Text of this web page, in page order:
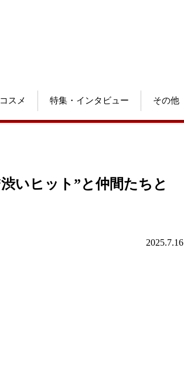
スメ 特集・インタビュー その他
いヒット”と仲間たちと
2025.7.16